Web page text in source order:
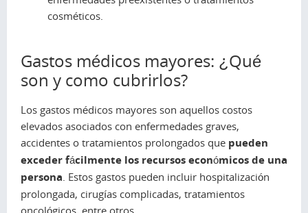
cosméticos.
Gastos médicos mayores: ¿Qué
son y como cubrirlos?
Los gastos médicos mayores son aquellos costos
elevados asociados con enfermedades graves,
accidentes o tratamientos prolongados que pueden
exceder fácilmente los recursos económicos de una
persona. Estos gastos pueden incluir hospitalización
prolongada, cirugías complicadas, tratamientos